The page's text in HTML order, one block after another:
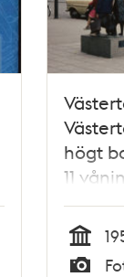
högt
11
Tid